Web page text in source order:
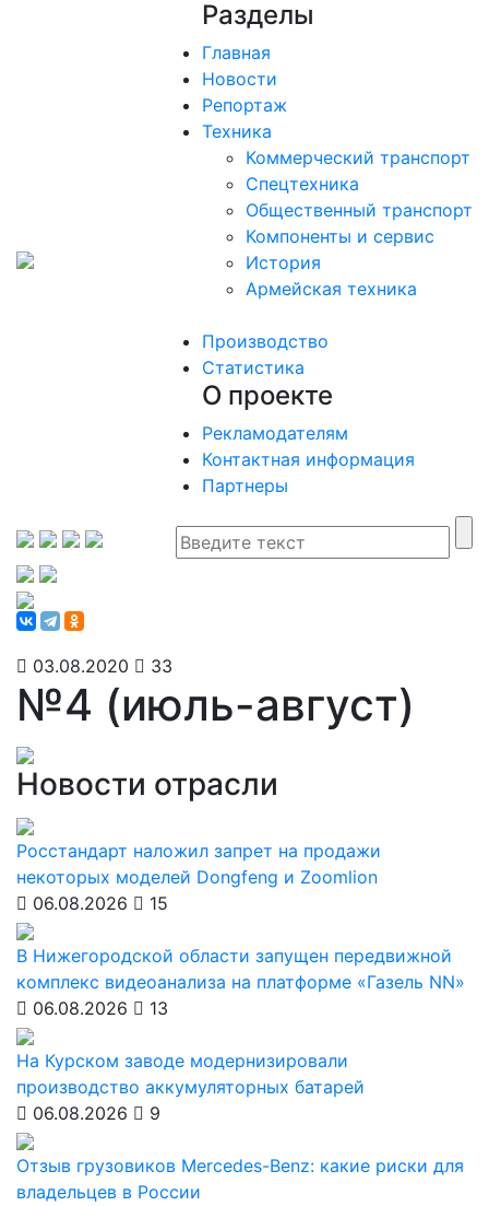
Разделы
Главная
Новости
Репортаж
Техника
Коммерческий транспорт
Спецтехника
Общественный транспорт
Компоненты и сервис
История
Армейская техника
Производство
Статистика
О проекте
Рекламодателям
Контактная информация
Партнеры
03.08.2020 33
№4 (июль-август)
Новости отрасли
Росстандарт наложил запрет на продажи
некоторых моделей Dongfeng и Zoomlion
06.08.2026
15
В Нижегородской области запущен передвижной
комплекс видеоанализа на платформе «Газель NN»
06.08.2026
13
На Курском заводе модернизировали
производство аккумуляторных батарей
06.08.2026
9
Отзыв грузовиков Mercedes-Benz: какие риски для
владельцев в России